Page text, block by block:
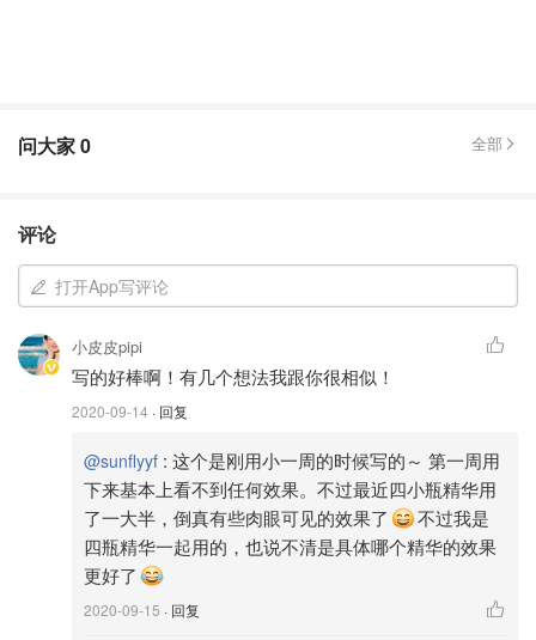
Night Reboot Serum 夜皇后精华
问大家0 全部
评论
打开App写评论
小皮皮pipi
写的好棒啊！有几个想法我跟你很相似！
2020-09-14 · 回复
@sunflyyf : 这个是刚用小一周的时候写的～ 第一周用
下来基本上看不到任何效果。不过最近四小瓶精华用
了一大半，倒真有些肉眼可见的效果了
不过我是
四瓶精华一起用的，也说不清是具体哪个精华的效果
更好了
2020-09-15 · 回复